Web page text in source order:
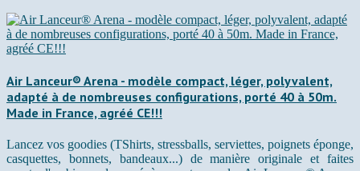
Air Lanceur® Arena - modèle compact, léger, polyvalent,
adapté à de nombreuses configurations, porté 40 à 50m.
Made in France, agréé CE!!!
Lancez vos goodies (TShirts, stressballs, serviettes, poignets éponge,
casquettes, bonnets, bandeaux...) de manière originale et faites